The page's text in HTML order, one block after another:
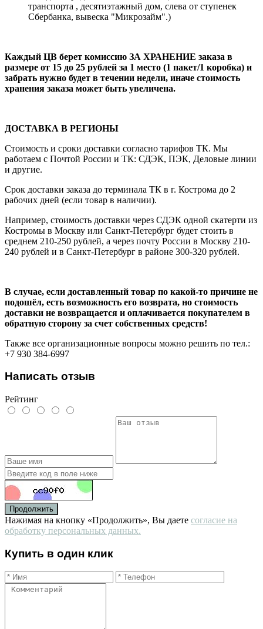
транспорта , десятиэтажный дом, слева от ступенек
Сбербанка, вывеска "Микрозайм".)
Каждый ЦВ берет комиссию ЗА ХРАНЕНИЕ заказа в
размере от 15 до 25 рублей за 1 место (1 пакет/1 коробка) и
забрать нужно будет в течении недели, иначе стоимость
хранения заказа может быть увеличена.
ДОСТАВКА В РЕГИОНЫ
Стоимость и сроки доставки согласно тарифов ТК. Мы
работаем с Почтой России и ТК: СДЭК, ПЭК, Деловые линии
и другие.
Срок доставки заказа до терминала ТК в г. Кострома до 2
рабочих дней (если товар в наличии).
Например, стоимость доставки через СДЭК одной скатерти из
Костромы в Москву или Санкт-Петербург будет стоить в
среднем 210-250 рублей, а через почту России в Москву 210-
240 рублей и в Санкт-Петербург в районе 300-320 рублей.
В случае, если доставленный товар по какой-то причине не
подошёл, есть возможность его возврата, но стоимость
доставки не возвращается и оплачивается покупателем в
обратную сторону за счет собственных средств!
Также все организационные вопросы можно решить по тел.:
+7 930 384-6997
Написать отзыв
Рейтинг
Продолжить
Нажимая на кнопку «Продолжить», Вы даете согласие на
обработку персональных данных.
Купить в один клик